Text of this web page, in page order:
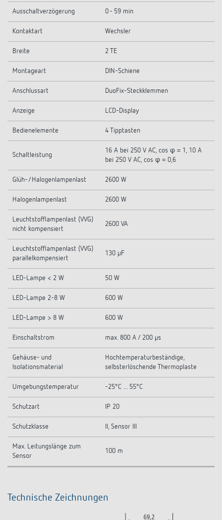
Ausschaltverzögerung 0 - 59 min
Kontaktart Wechsler
Breite 2 TE
Montageart DIN-Schiene
Anschlussart DuoFix-Steckklemmen
Anzeige LCD-Display
Bedienelemente 4 Tipptasten
Schaltleistung
16 A bei 250 V AC, cos φ = 1, 10 A
bei 250 V AC, cos φ = 0,6
Glüh-/Halogenlampenlast 2600 W
Halogenlampenlast 2600 W
Leuchtstofflampenlast (VVG)
nicht kompensiert
2600 VA
Leuchtstofflampenlast (VVG)
parallelkompensiert
130 µF
LED-Lampe < 2 W 50 W
LED-Lampe 2-8 W 600 W
LED-Lampe > 8 W 600 W
Einschaltstrom max. 800 A / 200 µs
Gehäuse- und
Isolationsmaterial
Hochtemperaturbeständige,
selbsterlöschende Thermoplaste
Umgebungstemperatur -25°C ... 55°C
Schutzart IP 20
Schutzklasse II, Sensor III
Max. Leitungslänge zum
Sensor
100 m
Technische Zeichnungen